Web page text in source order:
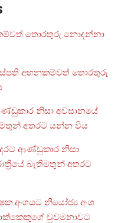
තොරතුරු නොදන්නා
අහනකම්වත් තොරතුරු
නිසා අවසානයේ
අතරට යන්න විය
ආණ්ඩුකාර නිසා
බැතිමතුන් අතරට
අංශයට නියෝජ්‍ය අංශ
වුවමනාවට